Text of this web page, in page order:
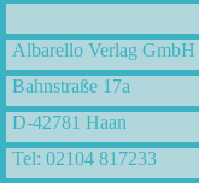
Albarello Verlag GmbH
Bahnstraße 17a
D-42781 Haan
Tel: 02104 817233